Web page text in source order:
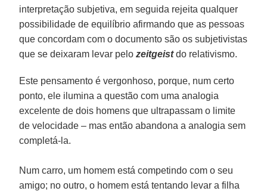
interpretação subjetiva, em seguida rejeita qualquer
possibilidade de equilíbrio afirmando que as pessoas
que concordam com o documento são os subjetivistas
que se deixaram levar pelozeitgeist do relativismo.
Este pensamento é vergonhoso, porque, num certo
ponto, ele ilumina a questão com uma analogia
excelente de dois homens que ultrapassam o limite
de velocidade – mas então abandona a analogia sem
completá-la.
Num carro, um homem está competindo com o seu
amigo; no outro, o homem está tentando levar a filha